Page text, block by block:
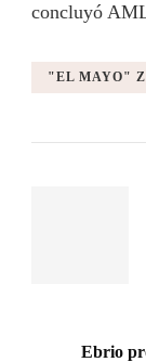
concluyó
"EL MAYO"
Ebrio